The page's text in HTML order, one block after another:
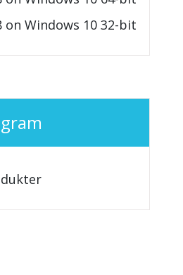
on Windows 10 32-bit